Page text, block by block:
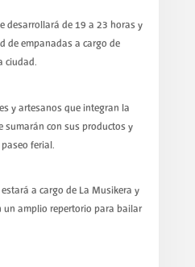
desarrollará de 19 a 23 horas y
de empanadas a cargo de
ciudad.
y artesanos que integran la
sumarán con sus productos y
ferial.
a cargo de La Musikera y
un amplio repertorio para bailar